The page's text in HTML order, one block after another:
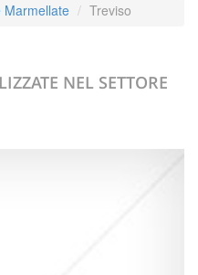
Marmellate Treviso
NEL SETTORE